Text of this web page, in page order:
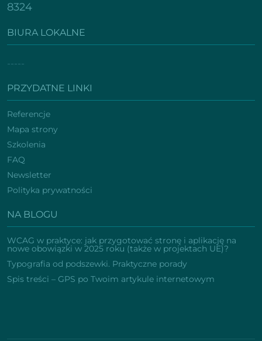
8324
BIURA LOKALNE
-----
PRZYDATNE LINKI
Referencje
Mapa strony
Szkolenia
FAQ
Newsletter
Polityka prywatności
NA BLOGU
WCAG w praktyce: jak przygotować stronę i aplikację na
nowe obowiązki w 2025 roku (także w projektach UE)?
Typografia od podszewki. Praktyczne porady
Spis treści – GPS po Twoim artykule internetowym